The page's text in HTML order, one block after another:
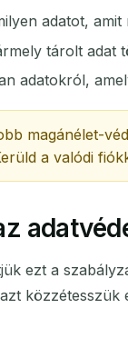
adatot,
tárolt adat
adatokról,
magánélet-
a valódi
ezt a
közzétesszük